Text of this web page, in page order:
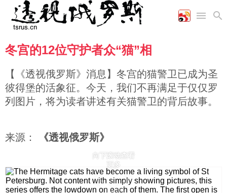
首页
国际
军事
空军
海军
陆军
军事合作
评论
财经
商业
工业
能源
文艺
教育
美食
娱乐
图片新闻
高清图片
漫画
视频
冬宫的12位守护者众“猫”相
【《透视俄罗斯》消息】冬宫的猫警卫已成为圣
彼得堡的活象征。今天，我们不再满足于仅仅罗
列图片，将为读者讲述有关猫警卫的背后故事。
来源： 《透视俄罗斯》
向下滚动查看
更多